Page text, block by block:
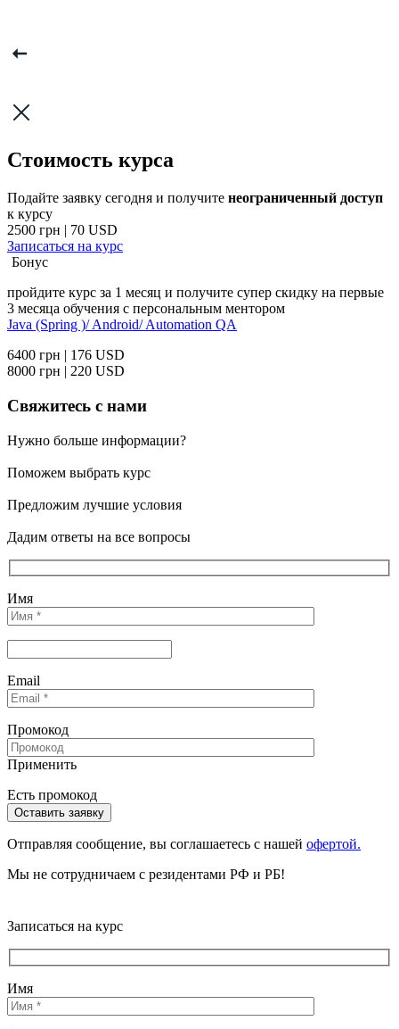
Стоимость курса
Подайте заявку сегодня и получите неограниченный доступ
к курсу
2500 грн | 70 USD
Записаться на курс
Бонус
пройдите курс за 1 месяц и получите супер скидку на первые
3 месяца обучения с персональным ментором
Java (Spring )/Android/Automation QA
6400 грн | 176 USD
8000 грн | 220 USD
Свяжитесь с нами
Нужно больше информации?
Поможем выбрать курс
Предложим лучшие условия
Дадим ответы на все вопросы
Имя
Email
Промокод
Применить
Есть промокод
Отправляя сообщениe, вы соглашаетесь с нашей офертой.
Мы не сотрудничаем с резидентами РФ и РБ!
Записаться на курс
Имя